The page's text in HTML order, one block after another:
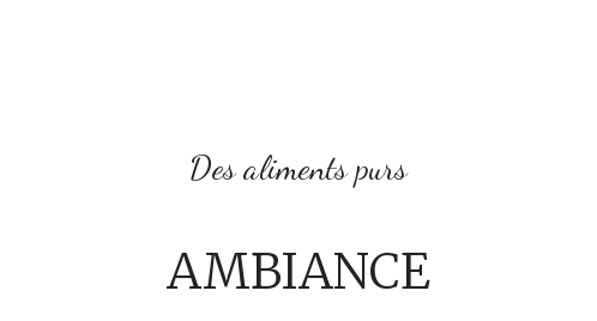
Des aliments purs
AMBIANCE